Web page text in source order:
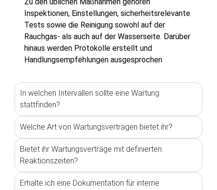
Inspektionen, Einstellungen, sicherheitsrelevante
Tests sowie die Reinigung sowohl auf der
Rauchgas- als auch auf der Wasserseite. Darüber
hinaus werden Protokolle erstellt und
Handlungsempfehlungen ausgesprochen
In welchen Intervallen sollte eine Wartung
stattfinden?
Welche Art von Wartungsverträgen bietet ihr?
Bietet ihr Wartungsverträge mit definierten
Reaktionszeiten?
Erhalte ich eine Dokumentation für interne